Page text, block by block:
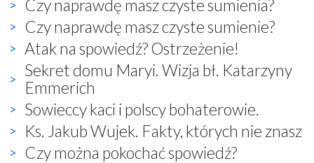
Czy naprawdę masz czyste sumienia?
Czy naprawdę masz czyste sumienie?
Atak na spowiedź? Ostrzeżenie!
Sekret domu Maryi. Wizja bł. Katarzyny
Emmerich
Sowieccy kaci i polscy bohaterowie.
Ks. Jakub Wujek. Fakty, których nie znasz
Czy można pokochać spowiedź?